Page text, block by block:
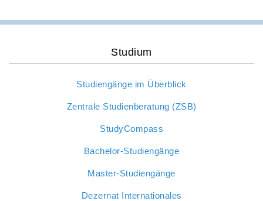
Studium
Studiengänge im Überblick
Zentrale Studienberatung (ZSB)
StudyCompass
Bachelor-Studiengänge
Master-Studiengänge
Dezernat Internationales